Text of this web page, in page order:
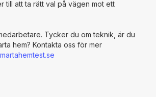
till att ta rätt val på vägen mot ett
Tycker du om teknik, är du
hem? Kontakta oss för mer